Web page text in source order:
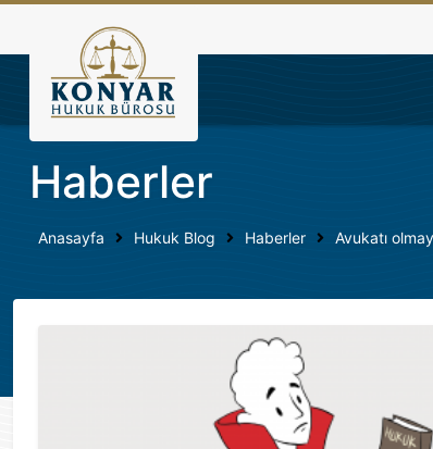
Konyar Hukuk
Haberler
Anasayfa Hukuk Blog Haberler Avukatı